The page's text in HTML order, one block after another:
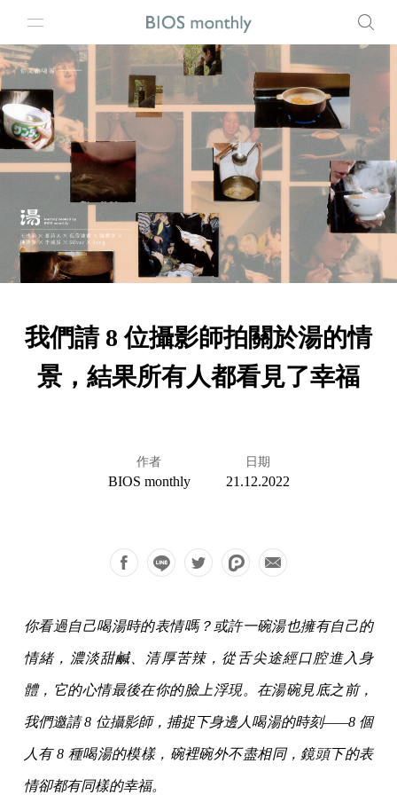
我們請 8 位攝影師拍關於湯的情
景，結果所有人都看見了幸福
作者
BIOS monthly
日期
21.12.2022
你看過自己喝湯時的表情嗎？或許一碗湯也擁有自己的
情緒，濃淡甜鹹、清厚苦辣，從舌尖途經口腔進入身
體，它的心情最後在你的臉上浮現。在湯碗見底之前，
我們邀請 8 位攝影師，捕捉下身邊人喝湯的時刻——8 個
人有 8 種喝湯的模樣，碗裡碗外不盡相同，鏡頭下的表
情卻都有同樣的幸福。